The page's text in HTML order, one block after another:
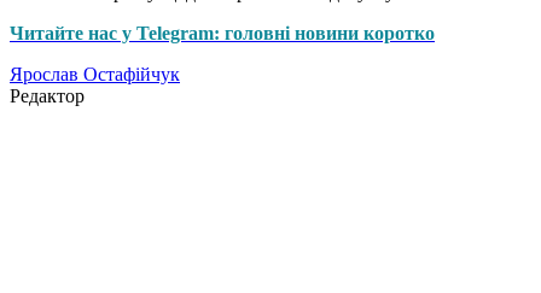
Читайте нас у Telegram: головні новини коротко
Ярослав Остафійчук
Редактор